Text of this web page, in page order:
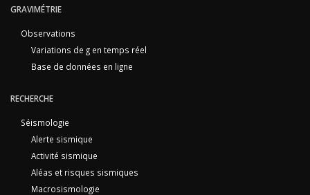
GRAVIMÉTRIE
Observations
Variations de g en temps réel
Base de données en ligne
RECHERCHE
Séismologie
Alerte sismique
Activité sismique
Aléas et risques sismiques
Macrosismologie